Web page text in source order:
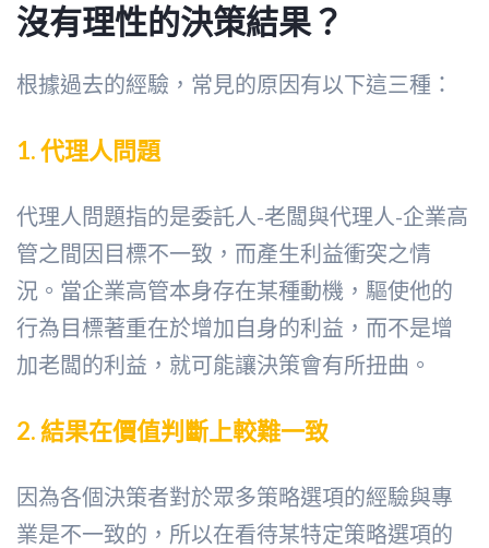
沒有理性的決策結果 ？
根據過去的經驗，常見的原因有以下這三種：
1.代理人問題
代理人問題指的是委託人-老闆與代理人-企業高
管之間因目標不一致，而產生利益衝突之情
況。當企業高管本身存在某種動機，驅使他的
行為目標著重在於增加自身的利益，而不是增
加老闆的利益，就可能讓決策會有所扭曲。
2.結果在價值判斷上較難一致
因為各個決策者對於眾多策略選項的經驗與專
業是不一致的，所以在看待某特定策略選項的